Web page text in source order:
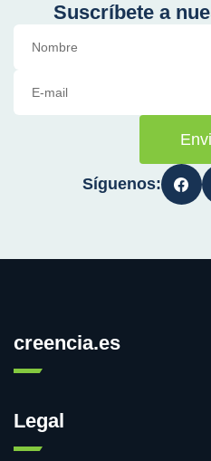
Suscríbete a
Síguenos:
creencia.es
Legal